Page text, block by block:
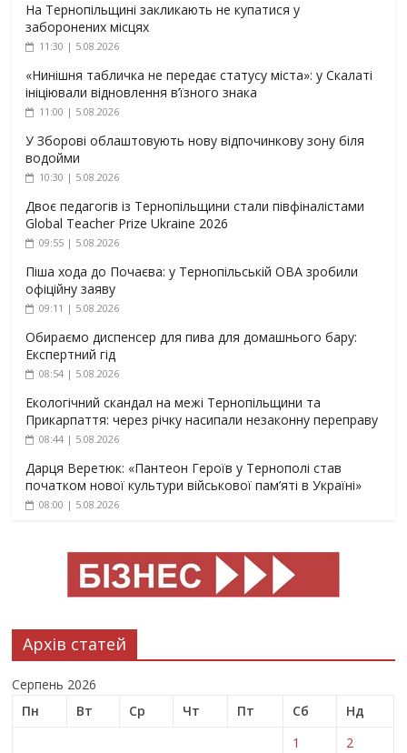
На Тернопільщині закликають не купатися у
заборонених місцях
11:30 | 5.08.2026
«Нинішня табличка не передає статусу міста»: у Скалаті
ініціювали відновлення в’їзного знака
11:00 | 5.08.2026
У Зборові облаштовують нову відпочинкову зону біля
водойми
10:30 | 5.08.2026
Двоє педагогів із Тернопільщини стали півфіналістами
Global Teacher Prize Ukraine 2026
09:55 | 5.08.2026
Піша хода до Почаєва: у Тернопільській ОВА зробили
офіційну заяву
09:11 | 5.08.2026
Обираємо диспенсер для пива для домашнього бару:
Експертний гід
08:54 | 5.08.2026
Екологічний скандал на межі Тернопільщини та
Прикарпаття: через річку насипали незаконну переправу
08:44 | 5.08.2026
Дарця Веретюк: «Пантеон Героїв у Тернополі став
початком нової культури військової пам’яті в Україні»
08:00 | 5.08.2026
Архів статей
Серпень 2026
Пн
Вт Ср Чт Пт Сб
Нд
1
2